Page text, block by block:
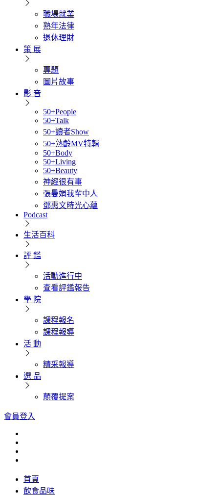
職場就業
熟年法律
退休理財
策 展
專題
圖片故事
影 音
50+People
50+Talk
50+讀者Show
50+熟齡MV特輯
50+Body
50+Living
50+Beauty
神經很有事
張曼娟我輩中人
鄧惠文時光心蘊
Podcast
生活百科
評 鑑
活動進行中
查看評鑑報告
學 院
課程報名
課程報導
活 動
精采報導
選 品
顛覆提案
會員登入
首頁
飲食品味